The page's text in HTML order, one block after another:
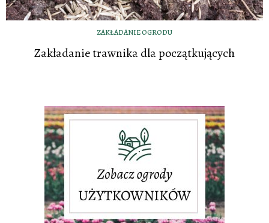
ZAKŁADANIE OGRODU
Zakładanie trawnika dla początkujących